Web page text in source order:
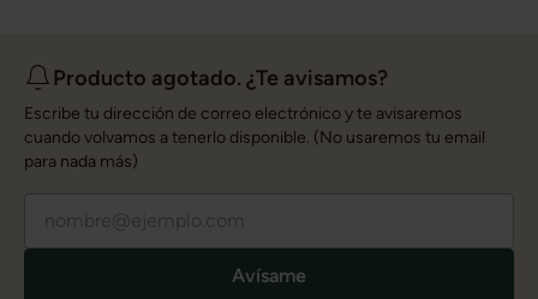
Producto agotado. ¿Te avisamos?
Escribe tu dirección de correo electrónico y te avisaremos
cuando volvamos a tenerlo disponible. (No usaremos tu email
para nada más)
Avísame